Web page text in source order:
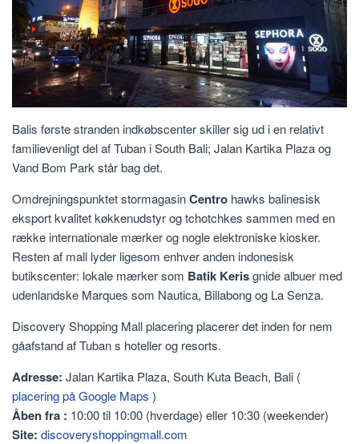
Balis første stranden indkøbscenter skiller sig ud i en relativt
familievenligt del af Tuban i South Bali; Jalan Kartika Plaza og
Vand Bom Park står bag det.
Omdrejningspunktet stormagasinCentro hawks balinesisk
eksport kvalitet køkkenudstyr og tchotchkes sammen med en
række internationale mærker og nogle elektroniske kiosker.
Resten af mall lyder ligesom enhver anden indonesisk
butikscenter: lokale mærker som Batik Kerisgnide albuer med
udenlandske Marques som Nautica, Billabong og La Senza.
Discovery Shopping Mall placering placerer det inden for nem
gåafstand af Tuban s hoteller og resorts.
Adresse: Jalan Kartika Plaza, South Kuta Beach, Bali (
placering på Google Maps )
Åben fra : 10:00 til 10:00 (hverdage) eller 10:30 (weekender)
Site: discoveryshoppingmall.com